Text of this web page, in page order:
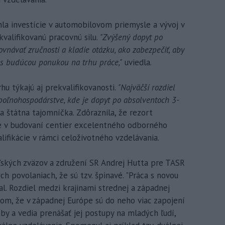
investície v automobilovom priemysle a vývoj v
pracovnú silu. "Zvýšený dopyt po
zručnosti a kladie otázku, ako zabezpečiť, aby
budúcou ponukou na trhu práce," uviedla.
týkajú aj prekvalifikovanosti. "Najväčší rozdiel
kde je dopyt po absolventoch 3-
štátna tajomníčka. Zdôraznila, že rezort
budovaní centier excelentného odborného
v rámci celoživotného vzdelávania.
zväzov a združení SR Andrej Hutta pre TASR
povolaniach, že sú tzv. špinavé. "Práca s novou
Rozdiel medzi krajinami strednej a západnej
že v západnej Európe sú do neho viac zapojení
a vedia prenášať jej postupy na mladých ľudí,